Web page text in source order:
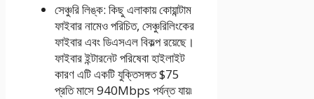
সেঞ্চুরি লিঙ্ক: কিছু এলাকায় কোয়ান্টাম
ফাইবার নামেও পরিচিত, সেঞ্চুরিলিংকের
ফাইবার এবং ডিএসএল বিকল্প রয়েছে।
ফাইবার ইন্টারনেট পরিষেবা হাইলাইট
কারণ এটি একটি যুক্তিসঙ্গত $75
প্রতি মাসে 940Mbps পর্যন্ত যায়৷